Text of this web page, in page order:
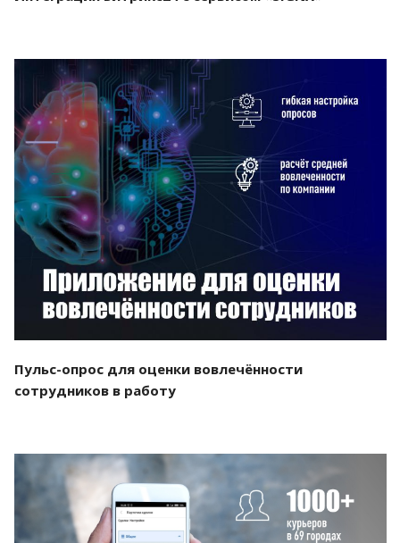
Смотреть проект
Пульс-опрос для оценки вовлечённости
сотрудников в работу